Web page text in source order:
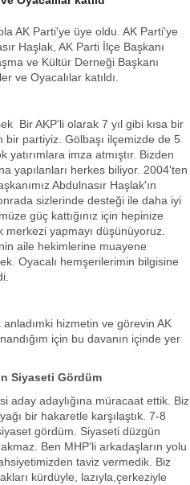
AK Parti'ye üye oldu. AK Parti'ye
Haşlak, AK Parti İlçe Başkanı
ve Kültür Derneği Başkanı
ve Oyacalılar katıldı.
 Bir AKP'li olarak 7 yıl gibi kısa bir
partiyiz. Gölbaşı ilçemizde de 5
yatırımlara imza atmıştır. Bizden
yapılanları herkes biliyor. 2004'ten
Abdulnasır Haşlak'ın
sizlerinde desteği ile daha iyi
güç kattığınız için hepinize
yapmayı düşünüyoruz.
aile hekimlerine muayene
Oyacalı hemşerilerimin bilgisine
anladımki hizmetin ve görevin AK
için bu davanın içinde yer
Siyaseti Gördüm
aday adaylığına müracaat ettik. Biz
bir hakaretle karşılaştık. 7-8
gördüm. Siyaseti düzgün
Ben MHP'li arkadaşların yolu
taviz vermedik. Biz
kürdüyle, lazıyla,çerkeziyle